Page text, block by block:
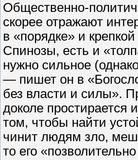
Общественно-
скорее отражают
в «порядке» и
Спинозы, есть и
нужно сильное
— пишет он в
без власти и силы».
доколе простирается
том, чтобы найти
чинит людям зло,
то его